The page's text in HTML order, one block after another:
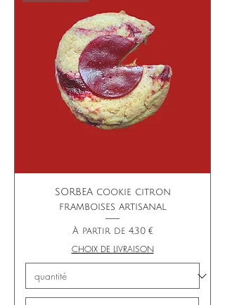
SORBEA cookie citron
framboises artisanal
À partir de 4,30 €
Prix promotionnel
CHOIX DE LIVRAISON